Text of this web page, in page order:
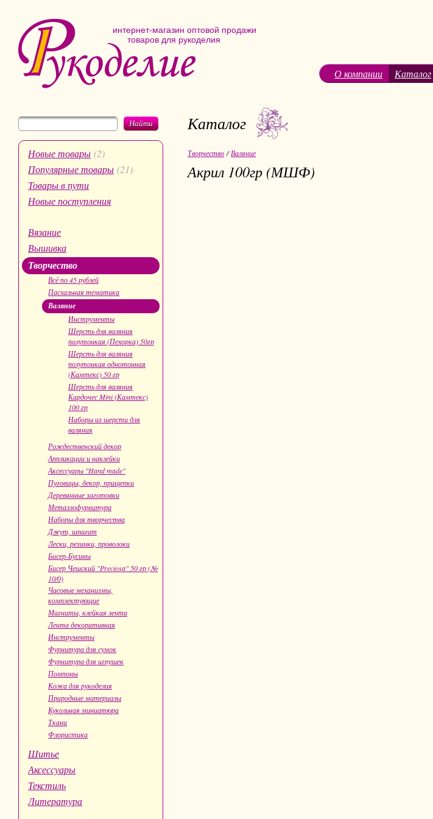
интернет-магазин оптовой продажи
товаров для рукоделия
О компании Каталог
Найти
Новые товары (2)
Популярные товары (21)
Товары в пути
Новые поступления
Вязание
Вышивка
Творчество
Всё по 45 рублей
Пасхальная тематика
Валяние
Инструменты
Шерсть для валяния
полутонкая (Пехорка) 50гр
Шерсть для валяния
полутонкая однотонная
(Камтекс) 50 гр
Шерсть для валяния
Кардочес Mini (Камтекс)
100 гр
Наборы из шерсти для
валяния
Рождественский декор
Аппликации и наклейки
Аксессуары "Hand made"
Пуговицы, декор, прищепки
Деревянные заготовки
Металлофурнитура
Наборы для творчества
Джут, шпагат
Лески, резинки, проволоки
Бисер-Бусины
Бисер Чешский "Preciosa" 50 гр (№
10/0)
Часовые механизмы,
комплектующие
Магниты, клейкая лента
Лента декоративная
Инструменты
Фурнитура для сумок
Фурнитура для игрушек
Помпоны
Кожа для рукоделия
Природные материалы
Кукольная миниатюра
Ткани
Флористика
Шитье
Аксессуары
Текстиль
Литература
Каталог
Творчество /Валяние
Акрил 100гр (МШФ)